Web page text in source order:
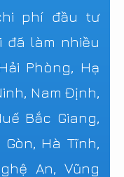
phí đầu tư
đã làm nhiều
Phòng, Hạ
Nam Định,
Bắc Giang,
Hà Tĩnh,
An, Vũng